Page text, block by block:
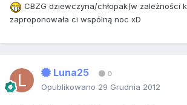
CBZG dziewczyna/chłopak(w zależności
zaproponowała ci wspólną noc xD
Luna25 0
Opublikowano 29 Grudnia 2012